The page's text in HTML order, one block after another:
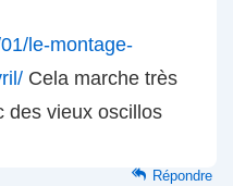
le-montage-
Cela marche très
des vieux oscillos
Répondre